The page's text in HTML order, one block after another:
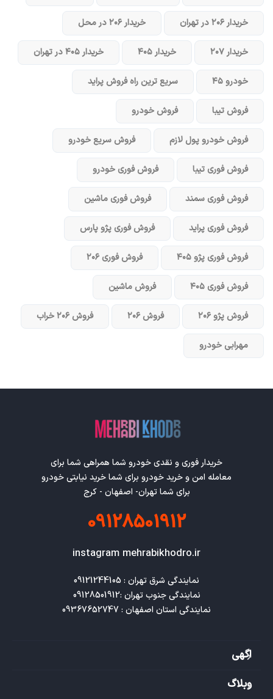
خریدار ۲۰۶ در تهران خریدار ۲۰۶ در محل
خریدار ۲۰۷ خریدار ۴۰۵ خریدار ۴۰۵ در تهران
خودرو ۴۵ سریع ترین راه فروش پراید
فروش تیبا فروش خودرو
فروش خودرو پول لازم فروش سریع خودرو
فروش فوری تیبا فروش فوری خودرو
فروش فوری سمند فروش فوری ماشین
فروش فوری پراید فروش فوری پژو پارس
فروش فوری پژو ۴۰۵ فروش فوری ۲۰۶
فروش فوری ۴۰۵ فروش ماشین
فروش پژو ۲۰۶ فروش ۲۰۶ فروش ۲۰۶ خراب
مهرابی خودرو
خریدار فوری و نقدی خودرو شما همراهی شما برای
معامله امن و خرید خودرو برای شما خرید نیابتی خودرو
برای شما تهران- اصفهان - کرج
09128501912
instagram mehrabikhodro.ir
نمایندگی استان اصفهان : 09367652747
اگهی
وبلاگ